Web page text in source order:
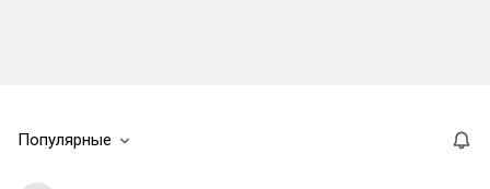
Популярные